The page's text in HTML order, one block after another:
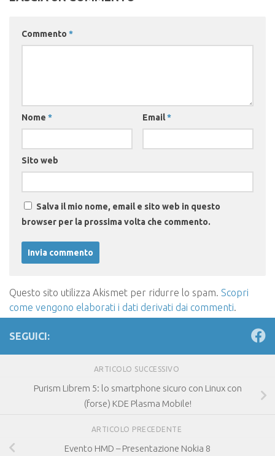
Commento *
Nome * Email*
Sito web
Salva il mio nome, email e sito web in questo
browser per la prossima volta che commento.
Questo sito utilizza Akismet per ridurre lo spam. Scopri
come vengono elaborati i dati derivati dai commenti.
SEGUICI:
ARTICOLO SUCCESSIVO
Purism Librem 5: lo smartphone sicuro con Linux con
(forse) KDE Plasma Mobile!
ARTICOLO PRECEDENTE
Evento HMD – Presentazione Nokia 8